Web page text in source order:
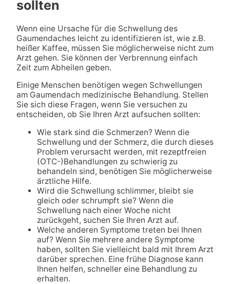
sollten
Wenn eine Ursache für die Schwellung des
Gaumendaches leicht zu identifizieren ist, wie z.B.
heißer Kaffee, müssen Sie möglicherweise nicht zum
Arzt gehen. Sie können der Verbrennung einfach
Zeit zum Abheilen geben.
Einige Menschen benötigen wegen Schwellungen
am Gaumendach medizinische Behandlung. Stellen
Sie sich diese Fragen, wenn Sie versuchen zu
entscheiden, ob Sie Ihren Arzt aufsuchen sollten:
Wie stark sind die Schmerzen? Wenn die
Schwellung und der Schmerz, die durch dieses
Problem verursacht werden, mit rezeptfreien
(OTC-)Behandlungen zu schwierig zu
behandeln sind, benötigen Sie möglicherweise
ärztliche Hilfe.
Wird die Schwellung schlimmer, bleibt sie
gleich oder schrumpft sie? Wenn die
Schwellung nach einer Woche nicht
zurückgeht, suchen Sie Ihren Arzt auf.
Welche anderen Symptome treten bei Ihnen
auf? Wenn Sie mehrere andere Symptome
haben, sollten Sie vielleicht bald mit Ihrem Arzt
darüber sprechen. Eine frühe Diagnose kann
Ihnen helfen, schneller eine Behandlung zu
erhalten.